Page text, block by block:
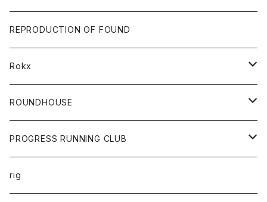
帽子
靴
バック
トップス
カットソー
カーディガン
ボトムス
ショートパンツ
パンツ
レディース
カットソー
コート
財布
バック
パンツ
ショートパンツ
REPRODUCTION OF FOUND
Rokx
ボトム
ROUNDHOUSE
エプロン
キッズ
PROGRESS RUNNING CLUB
トップス
rig